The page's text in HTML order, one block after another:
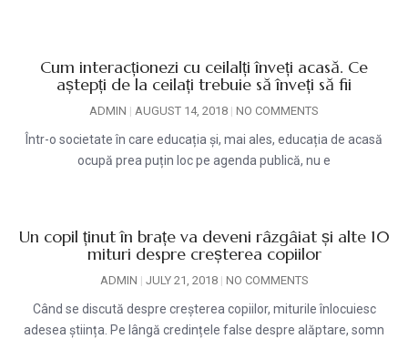
Cum interacționezi cu ceilalți înveți acasă. Ce
aștepți de la ceilați trebuie să înveți să fii
ADMIN AUGUST 14, 2018 NO COMMENTS
Într-o societate în care educația și, mai ales, educația de acasă
ocupă prea puțin loc pe agenda publică, nu e
Un copil ținut în brațe va deveni râzgâiat și alte 10
mituri despre creșterea copiilor
ADMIN JULY 21, 2018 NO COMMENTS
Când se discută despre creșterea copiilor, miturile înlocuiesc
adesea știința. Pe lângă credințele false despre alăptare, somn